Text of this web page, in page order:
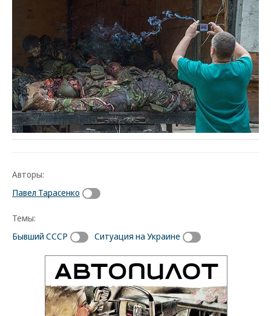
Авторы:
Павел Тарасенко
Темы:
Бывший СССР
Ситуация на Украине